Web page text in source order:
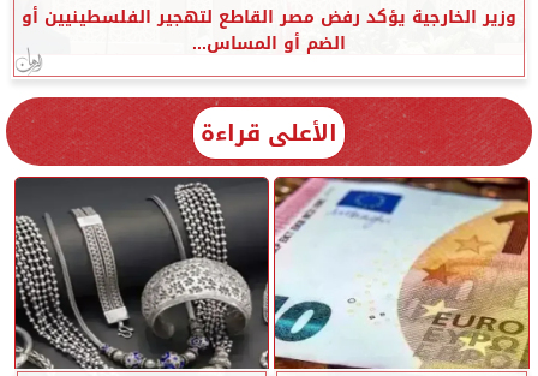
وزير الخارجية يؤكد رفض مصر القاطع لتهجير الفلسطينيين أو
الضم أو المساس...
الأعلى قراءة